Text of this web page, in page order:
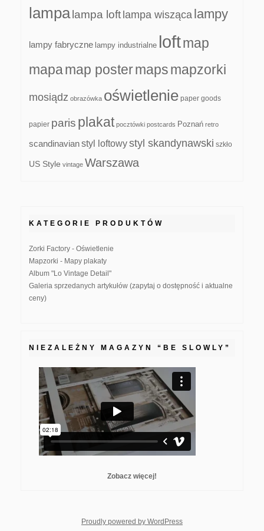
lampa lampa loft lampa wisząca lampy
lampy fabryczne lampy industrialne loftmap
mapamap postermapsmapzorki
mosiądz obrazówka oświetlenie paper goods
papier paris plakat pocztówki postcards Poznań retro
scandinavianstyl loftowystyl skandynawski szkło
US Style vintage Warszawa
KATEGORIE PRODUKTÓW
Zorki Factory - Oświetlenie
Mapzorki - Mapy plakaty
Album "Lo Vintage Detail"
Galeria sprzedanych artykułów (zapytaj o dostępność i aktualne
ceny)
NIEZALEŻNY MAGAZYN “BE SLOWLY”
Zobacz więcej!
Proudly powered by WordPresswhois: Nuno Sarmento